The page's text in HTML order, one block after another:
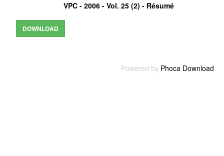
VPC - 2006 - Vol. 25 (2) - Résumé
Powered by Phoca Download